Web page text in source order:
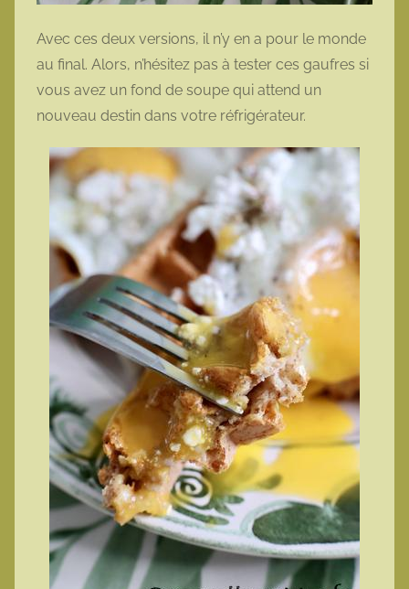
Avec ces deux versions, il n’y en a pour le monde
au final. Alors, n’hésitez pas à tester ces gaufres si
vous avez un fond de soupe qui attend un
nouveau destin dans votre réfrigérateur.